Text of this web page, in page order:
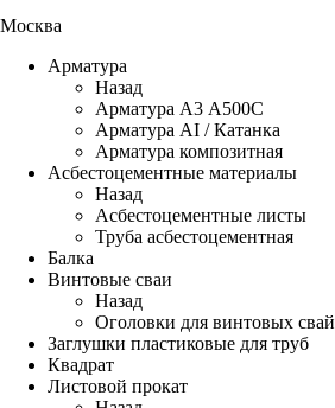
Москва
Арматура
Назад
Арматура А3 А500С
Арматура АI / Катанка
Арматура композитная
Асбестоцементные материалы
Назад
Асбестоцементные листы
Труба асбестоцементная
Балка
Винтовые сваи
Назад
Оголовки для винтовых свай
Заглушки пластиковые для труб
Квадрат
Листовой прокат